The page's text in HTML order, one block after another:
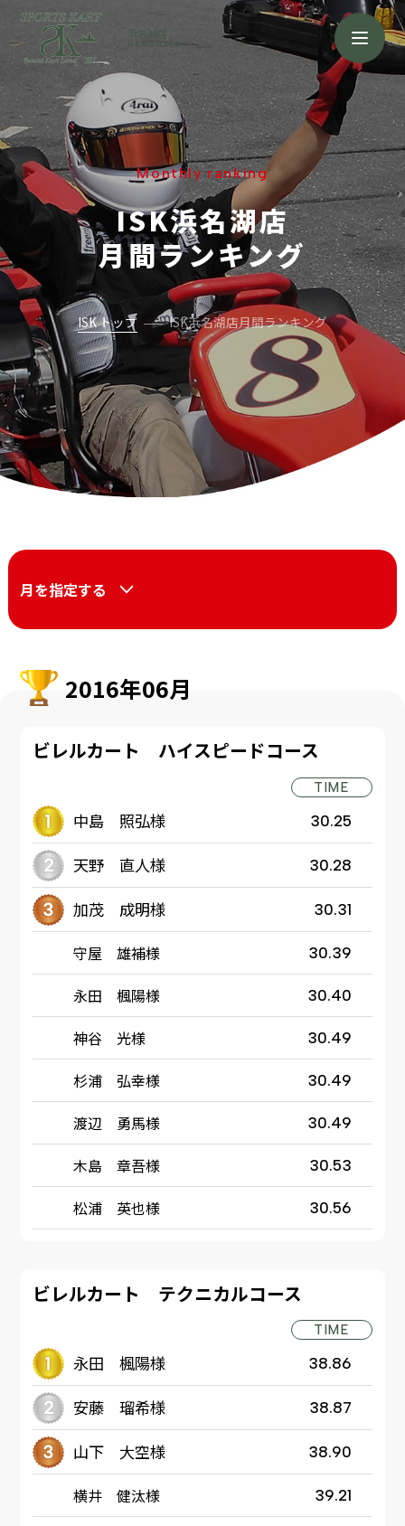
浜名湖店
HAMANAKO
Monthly ranking
ISK浜名湖店
月間ランキング
ISK トップ ISK浜名湖店月間ランキング
月を指定する
2016年06月
ビレルカート ハイスピードコース
TIME
中島 照弘様 30.25
天野 直人様 30.28
加茂 成明様 30.31
守屋 雄補様 30.39
永田 楓陽様 30.40
神谷 光様 30.49
杉浦 弘幸様 30.49
渡辺 勇馬様 30.49
木島 章吾様 30.53
松浦 英也様 30.56
ビレルカート テクニカルコース
TIME
永田 楓陽様 38.86
安藤 瑠希様 38.87
山下 大空様 38.90
横井 健汰様 39.21